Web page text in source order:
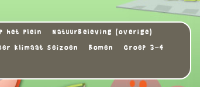
het plein
Natuurbeleving (overige)
klimaat seizoen Bomen
Groep 3-4